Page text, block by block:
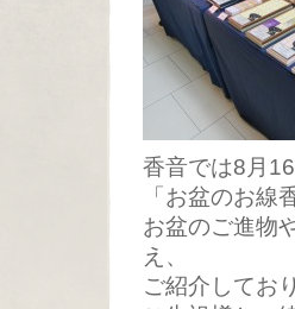
香音では8月
「お盆のお線
お盆のご進物
え、
ご紹介してお